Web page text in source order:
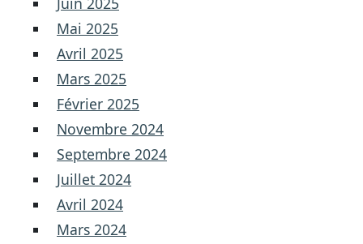
Mai 2025
Avril 2025
Mars 2025
Février 2025
Novembre 2024
Septembre 2024
Juillet 2024
Avril 2024
Mars 2024